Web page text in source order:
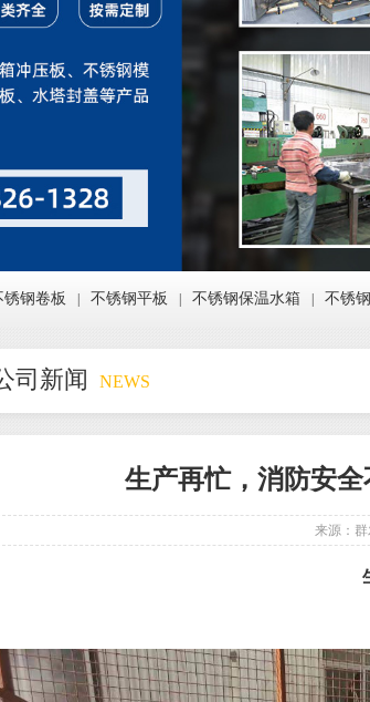
锈钢卷板 不锈钢平板 不锈钢保温水箱 不锈
司新闻 NEWS
生产再忙，消防安
来源：群